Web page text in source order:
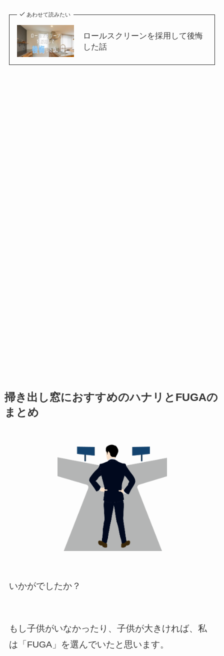
あわせて読みたい
ロールスクリーンを採用して後悔
した話
掃き出し窓におすすめのハナリとFUGAの
まとめ
いかがでしたか？
もし子供がいなかったり、子供が大きければ、私
は「 FUGA」を選んでいたと思います。